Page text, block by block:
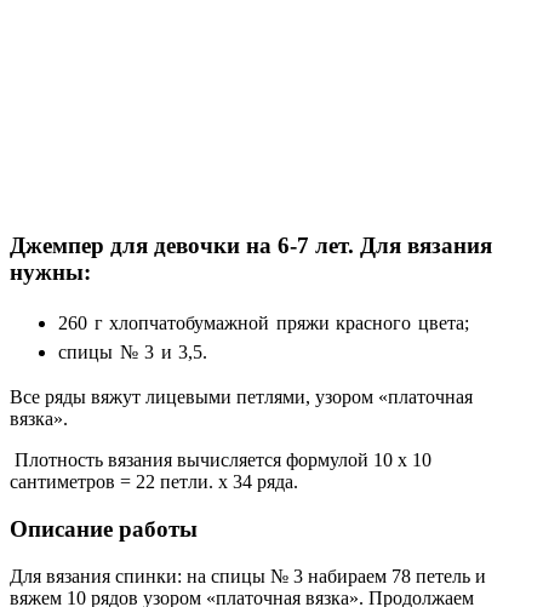
Джемпер для девочки на 6-7 лет. Для вязания
нужны:
260 г хлопчатобумажной пряжи красного цвета;
спицы № 3 и 3,5.
Все ряды вяжут лицевыми петлями, узором «платочная
вязка».
Плотность вязания вычисляется формулой 10 х 10
сантиметров = 22 петли. х 34 ряда.
Описание работы
Для вязания спинки: на спицы № 3 набираем 78 петель и
вяжем 10 рядов узором «платочная вязка». Продолжаем